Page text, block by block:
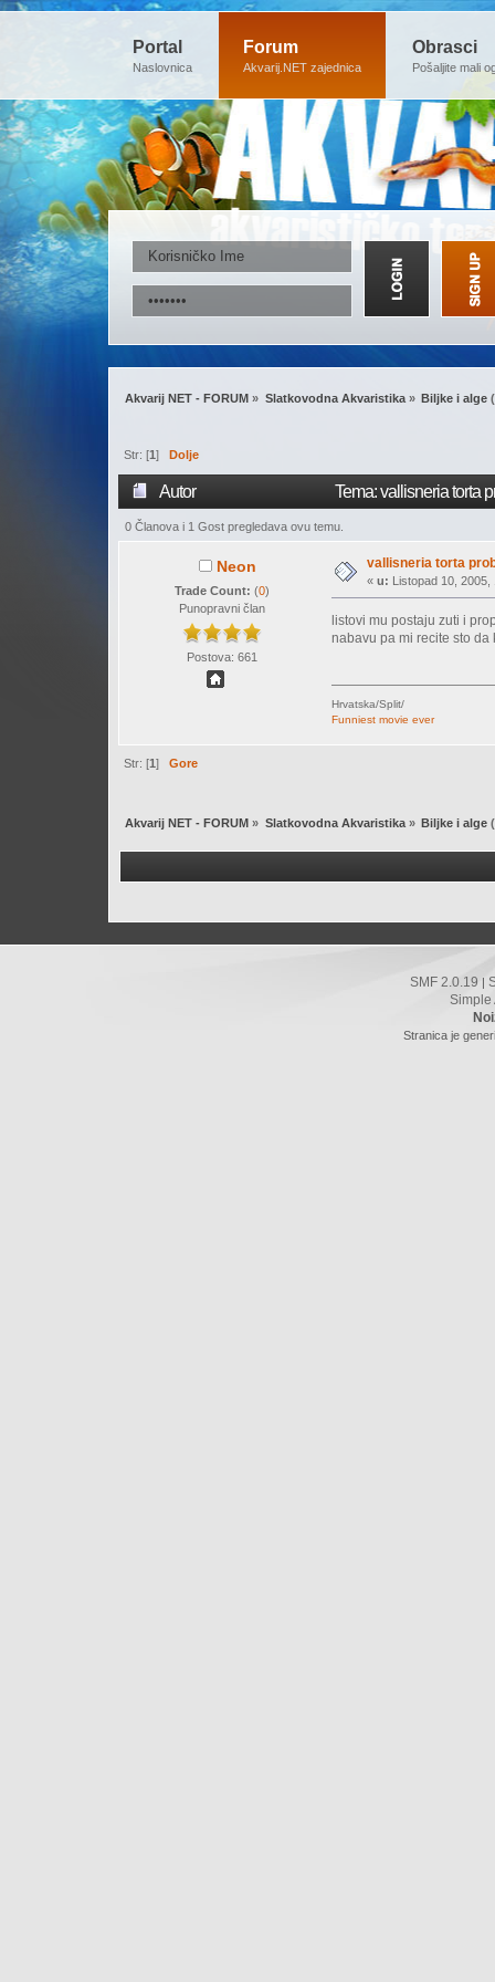
Portal
Naslovnica
Forum
Akvarij.NET zajednica
Obrasci
Pošaljite mali
Akvarij NET - FORUM » Slatkovodna Akvaristika» Biljke i alge
Str: [1] Dolje
Autor Tema: vallisneria torta
0 Članova i 1 Gost pregledava ovu temu.
Neon
Trade Count: (0)
Punopravni član
Postova: 661
vallisneria torta
« u: Listopad 10, 2005,
listovi mu postaju zuti i
nabavu pa mi recite sto da
Hrvatska/Split/
Funniest movie ever
Str: [1]Gore
Akvarij NET - FORUM » Slatkovodna Akvaristika» Biljke i alge
SMF 2.0.19 |
Simple
Stranica je